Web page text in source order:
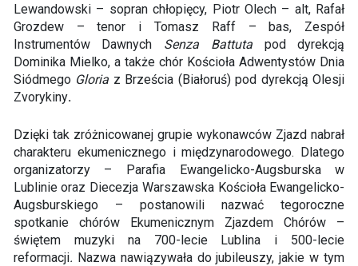
Lewandowski – sopran chłopięcy, Piotr Olech – alt, Rafał
Grozdew – tenor i Tomasz Raff – bas, Zespół
Instrumentów Dawnych Senza Battutapod dyrekcją
Dominika Mielko, a także chór Kościoła Adwentystów Dnia
Siódmego Gloria z Brześcia (Białoruś) pod dyrekcją Olesji
Zvorykiny.
Dzięki tak zróżnicowanej grupie wykonawców Zjazd nabrał
charakteru ekumenicznego i międzynarodowego. Dlatego
organizatorzy – Parafia Ewangelicko-Augsburska w
Lublinie oraz Diecezja Warszawska Kościoła Ewangelicko-
Augsburskiego – postanowili nazwać tegoroczne
spotkanie chórów Ekumenicznym Zjazdem Chórów –
świętem muzyki na 700-lecie Lublina i 500-lecie
reformacji. Nazwa nawiązywała do jubileuszy, jakie w tym